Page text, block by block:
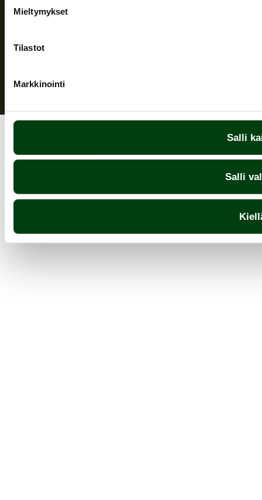
Mieltymykset
Tilastot
Markkinointi
Salli
Salli